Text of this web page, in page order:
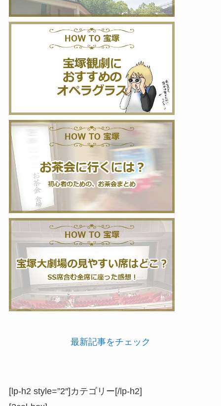
最新記事をチェック
[lp-h2 style=”2″]カテゴリー[/lp-h2]